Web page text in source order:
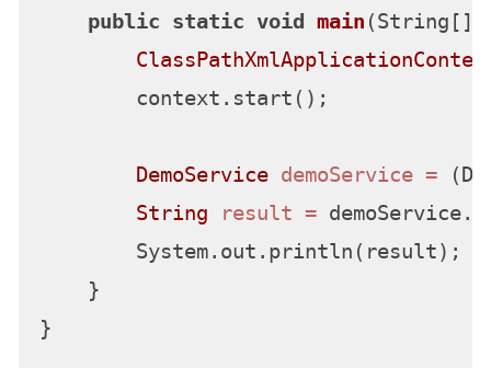
public static void main (String[]
        context.start();
DemoService demoService =
String
result =
        System.out.println(result);
    }